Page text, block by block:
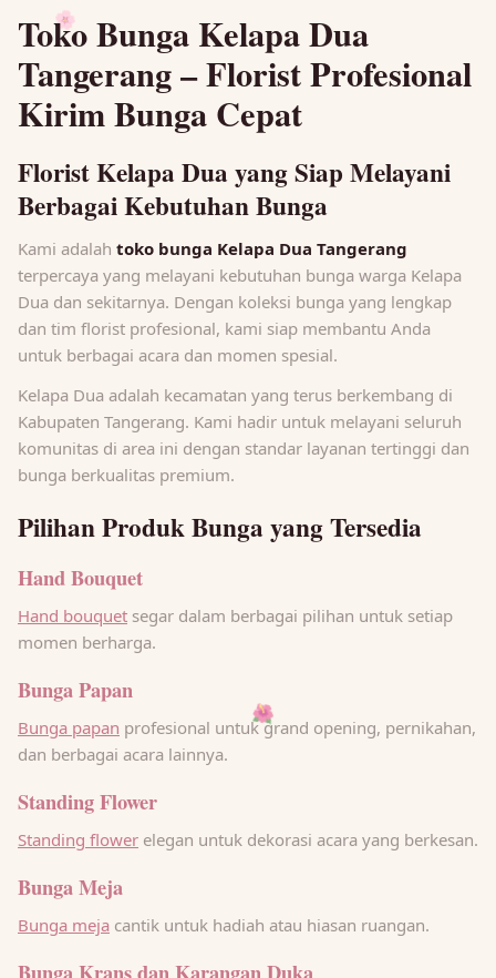
🌸
🌺
Toko Bunga Kelapa Dua
Tangerang – Florist Profesional
Kirim Bunga Cepat
Florist Kelapa Dua yang Siap Melayani
Berbagai Kebutuhan Bunga
Kami adalah toko bunga Kelapa Dua Tangerang
terpercaya yang melayani kebutuhan bunga warga Kelapa
Dua dan sekitarnya. Dengan koleksi bunga yang lengkap
dan tim florist profesional, kami siap membantu Anda
untuk berbagai acara dan momen spesial.
Kelapa Dua adalah kecamatan yang terus berkembang di
Kabupaten Tangerang. Kami hadir untuk melayani seluruh
komunitas di area ini dengan standar layanan tertinggi dan
bunga berkualitas premium.
Pilihan Produk Bunga yang Tersedia
Hand Bouquet
Hand bouquet segar dalam berbagai pilihan untuk setiap
momen berharga.
Bunga Papan
Bunga papan profesional untuk grand opening, pernikahan,
dan berbagai acara lainnya.
Standing Flower
Standing flower elegan untuk dekorasi acara yang berkesan.
Bunga Meja
Bunga meja cantik untuk hadiah atau hiasan ruangan.
Bunga Krans dan Karangan Duka